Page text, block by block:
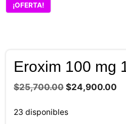
¡OFERTA!
Eroxim 100 mg
$25,700.00 El
original
$24,900.00
23 disponibles